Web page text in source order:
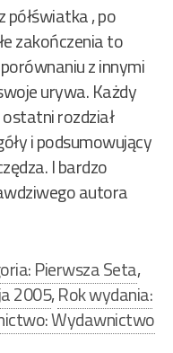
półświatka , po
zakończenia to
z innymi
urywa. Każdy
rozdział
i podsumowujący
I bardzo
autora
Pierwsza Seta,
2005,Rok wydania:
Wydawnictwo